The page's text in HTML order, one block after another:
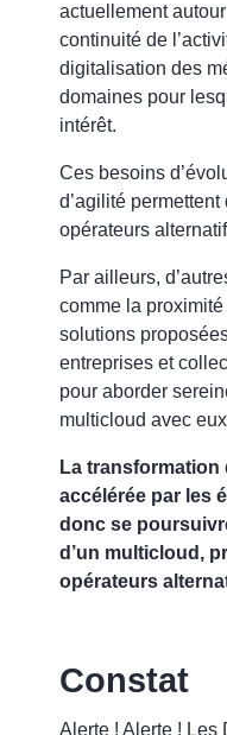
actuellement
continuité de
digitalisation des
domaines pour
intérêt.
Ces besoins
d’agilité
opérateurs
Par ailleurs,
comme la
solutions
entreprises et
pour aborder
multicloud avec
La
accélérée par les
donc se
d’un multicloud,
opérateurs
Constat
Alerte ! Alerte ! Les